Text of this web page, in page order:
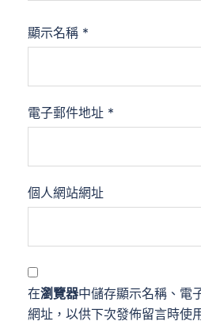
顯示名稱 *
電子郵件地址 *
個人網站網址
在瀏覽器中儲存顯示名稱、電
網址，以供下次發佈留言時使